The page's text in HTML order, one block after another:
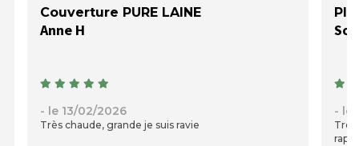
Couverture PURE LAINE
Anne H
- le 13/02/2026
Très chaude, grande je suis ravie
- le
Très